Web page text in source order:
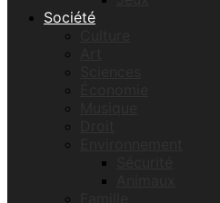
Société